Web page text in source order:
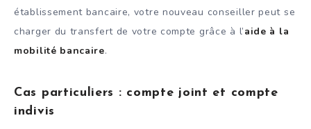
établissement bancaire, votre nouveau conseiller peut se
charger du transfert de votre compte grâce à l’aide à la
mobilité bancaire.
Cas particuliers : compte joint et compte
indivis